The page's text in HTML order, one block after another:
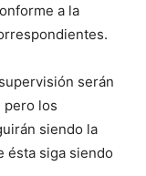
a la
serán
pero los
siendo la
ésta siga siendo